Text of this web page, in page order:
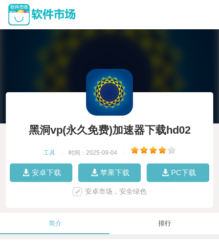
黑洞vp(永久免费)加速器下载hd02
工具 时间：2025-09-04
安卓下载 苹果下载 PC下载
安卓市场，安全绿色
简介 排行